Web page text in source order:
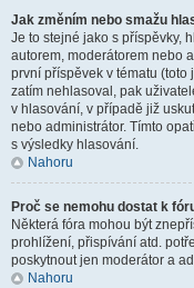
Jak změním nebo smažu
Je to stejné jako s příspěvky,
autorem, moderátorem nebo
první příspěvek v tématu
zatím nehlasoval, pak
v hlasování, v případě již
nebo administrátor. Tímto
s výsledky hlasování.
Nahoru
Proč se nemohu dostat k
Některá fóra mohou být
prohlížení, přispívání atd.
poskytnout jen moderátor a
Nahoru